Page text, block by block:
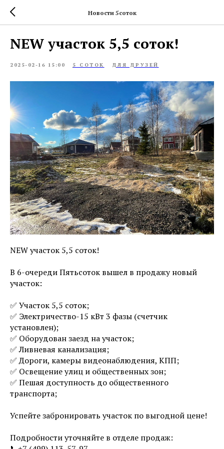
Новости 5соток
NEW участок 5,5 соток!
2025-02-16 15:00 5 СОТОК ДЛЯ ДРУЗЕЙ
NEW участок 5,5 соток!
В 6-очереди Пятьсоток вышел в продажу новый
участок:
✅ Участок 5,5 соток;
✅ Электричество-15 кВт 3 фазы (счетчик
установлен);
✅ Оборудован заезд на участок;
✅ Ливневая канализация;
✅ Дороги, камеры видеонаблюдения, КПП;
✅ Освещение улиц и общественных зон;
✅ Пешая доступность до общественного
транспорта;
Успейте забронировать участок по выгодной цене!
Подробности уточняйте в отделе продаж: